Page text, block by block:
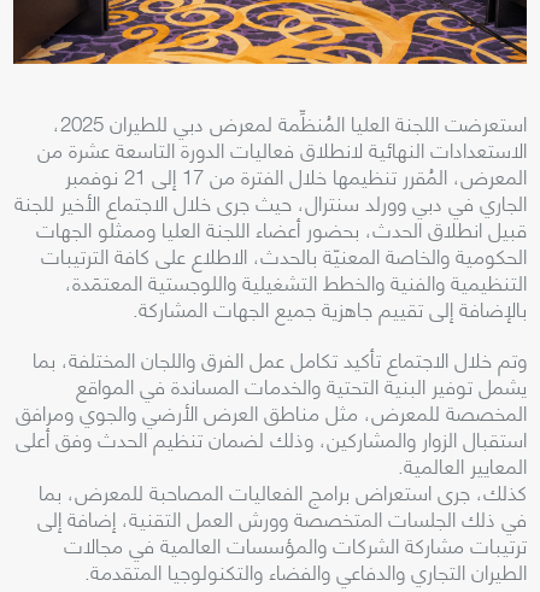
استعرضت اللجنة العليا المُنظِّمة لمعرض دبي للطيران 2025،
الاستعدادات النهائية لانطلاق فعاليات الدورة التاسعة عشرة من
المعرض، المُقرر تنظيمها خلال الفترة من 17 إلى 21 نوفمبر
الجاري في دبي وورلد سنترال، حيث جرى خلال الاجتماع الأخير للجنة
قبيل انطلاق الحدث، بحضور أعضاء اللجنة العليا وممثلو الجهات
الحكومية والخاصة المعنيّة بالحدث، الاطلاع على كافة الترتيبات
التنظيمية والفنية والخطط التشغيلية واللوجستية المعتمَدة،
بالإضافة إلى تقييم جاهزية جميع الجهات المشاركة.
وتم خلال الاجتماع تأكيد تكامل عمل الفرق واللجان المختلفة، بما
يشمل توفير البنية التحتية والخدمات المساندة في المواقع
المخصصة للمعرض، مثل مناطق العرض الأرضي والجوي ومرافق
استقبال الزوار والمشاركين، وذلك لضمان تنظيم الحدث وفق أعلى
المعايير العالمية.
كذلك، جرى استعراض برامج الفعاليات المصاحبة للمعرض، بما
في ذلك الجلسات المتخصصة وورش العمل التقنية، إضافة إلى
ترتيبات مشاركة الشركات والمؤسسات العالمية في مجالات
الطيران التجاري والدفاعي والفضاء والتكنولوجيا المتقدمة.